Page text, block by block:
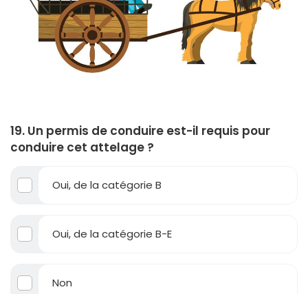
19. Un permis de conduire est-il requis pour
conduire cet attelage ?
Oui, de la catégorie B
Oui, de la catégorie B-E
Non